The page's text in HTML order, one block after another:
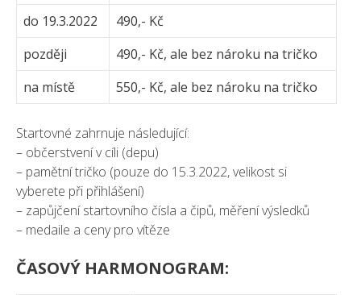
do 19.3.2022
490,- Kč
později
490,- Kč, ale bez nároku na tričko
na místě
550,- Kč, ale bez nároku na tričko
Startovné zahrnuje následující:
– občerstvení v cíli (depu)
– pamětní tričko (pouze do 15.3.2022, velikost si
vyberete při přihlášení)
– zapůjčení startovního čísla a čipů, měření výsledků
– medaile a ceny pro vítěze
ČASOVÝ HARMONOGRAM: